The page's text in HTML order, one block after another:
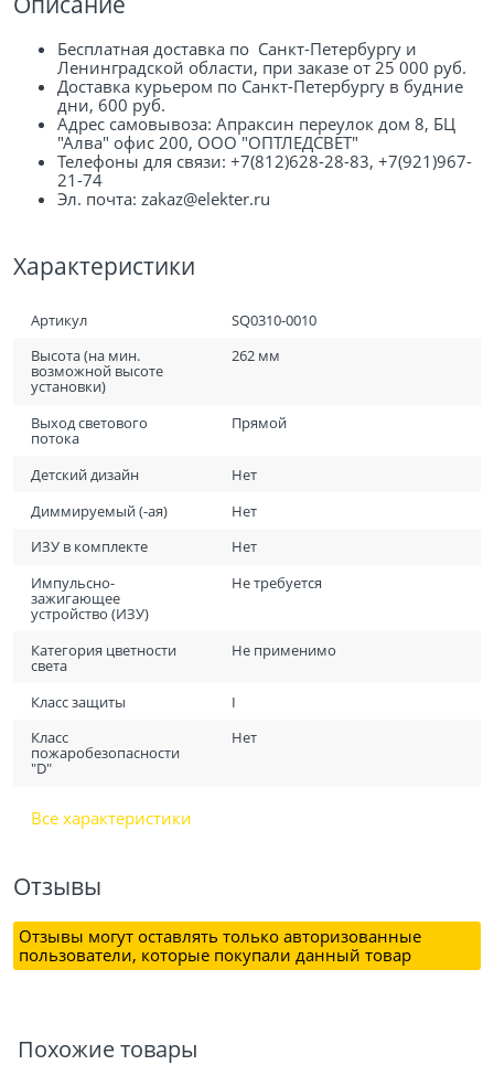
Бесплатная доставка по Санкт-Петербургу и
Ленинградской области, при заказе от 25 000 руб.
Доставка курьером по Санкт-Петербургу в будние
дни, 600 руб.
Адрес самовывоза: Апраксин переулок дом 8, БЦ
"Алва" офис 200, ООО "ОПТЛЕДСВЕТ"
Телефоны для связи: +7(812)628-28-83, +7(921)967-
21-74
Эл. почта: zakaz@elekter.ru
Характеристики
Артикул
SQ0310-0010
Высота (на мин.
возможной высоте
установки)
262 мм
Выход светового
потока
Прямой
Детский дизайн
Нет
Диммируемый (-ая)
Нет
ИЗУ в комплекте
Нет
Импульсно-
зажигающее
устройство (ИЗУ)
Не требуется
Категория цветности
света
Не применимо
Класс защиты
I
Класс
пожаробезопасности
"D"
Нет
Все характеристики
Отзывы
Отзывы могут оставлять только авторизованные
пользователи, которые покупали данный товар
Похожие товары